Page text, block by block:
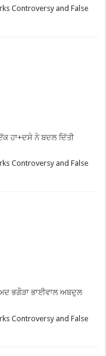
Controversy and False
ਹਾ+ਦਸੇ ਨੇ ਬਦਲ ਦਿੱਤੀ
Controversy and False
ਭਗੌੜਾ ਭਾਈਵਾਲ ਅਬਦੁਲ
Controversy and False